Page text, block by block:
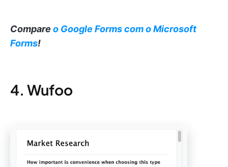
Compare o Google Forms com o Microsoft
Forms!
4. Wufoo